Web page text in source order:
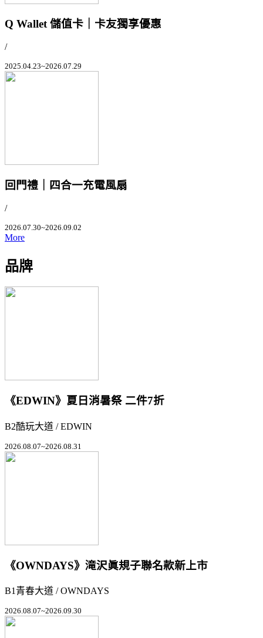
Q Wallet 儲值卡｜卡友獨享優惠
/
2025.04.23~2026.07.29
回門禮｜四合一充電風扇
/
2026.07.30~2026.09.02
More
品牌
《EDWIN》夏日消暑祭 二件7折
B2酷玩大道 / EDWIN
2026.08.07~2026.08.31
《OWNDAYS》滝沢眞規子聯名款新上市
B1青春大道 / OWNDAYS
2026.08.07~2026.09.30